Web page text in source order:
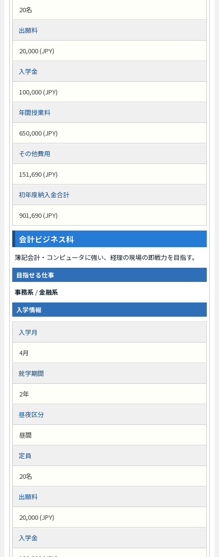
20名
出願料
20,000 (JPY)
入学金
100,000 (JPY)
年間授業料
650,000 (JPY)
その他費用
151,690 (JPY)
初年度納入金合計
901,690 (JPY)
会計ビジネス科
簿記会計・コンピュータに強い、経理の現場の即戦力を目指す。
目指せる仕事
事務系/金融系
入学情報
入学月
4月
就学期間
2年
昼夜区分
昼間
定員
20名
出願料
20,000 (JPY)
入学金